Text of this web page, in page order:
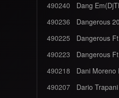
490240
Dang
490236
Dangerous
490225
Dangerous
490223
Dangerous
490218
490207
Dario